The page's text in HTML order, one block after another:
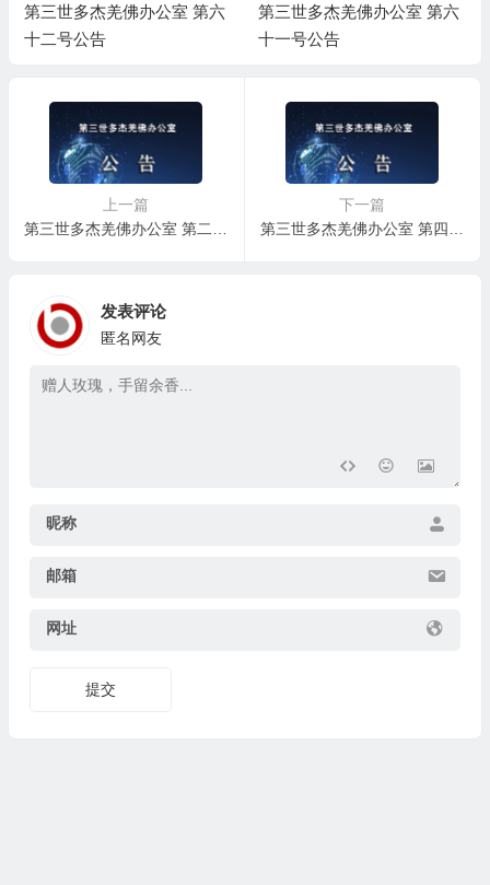
第三世多杰羌佛办公室 第六
十二号公告
第三世多杰羌佛办公室 第六
十一号公告
上一篇
下一篇
发表评论
匿名网友
昵称
邮箱
网址
提交